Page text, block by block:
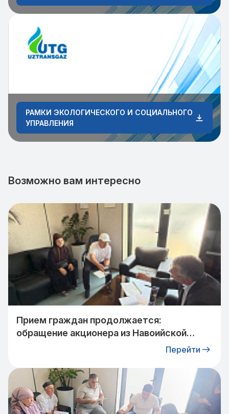
РАМКИ ЭКОЛОГИЧЕСКОГО И СОЦИАЛЬНОГО
УПРАВЛЕНИЯ
Возможно вам интересно
Прием граждан продолжается:
обращение акционера из Навоийской
Перейти